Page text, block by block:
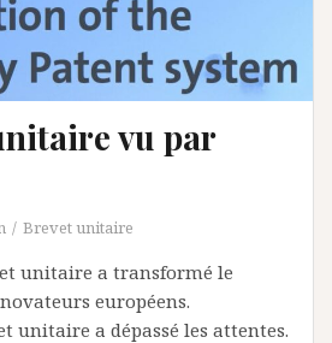
vu par
Brevet unitaire
unitaire a transformé le
européens.
unitaire a dépassé les attentes.